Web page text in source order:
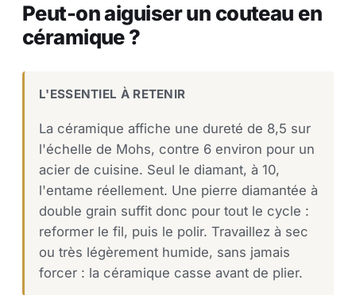
Peut-on aiguiser un couteau en
céramique ?
L'ESSENTIEL À RETENIR
La céramique affiche une dureté de 8,5 sur
l'échelle de Mohs, contre 6 environ pour un
acier de cuisine. Seul le diamant, à 10,
l'entame réellement. Une pierre diamantée à
double grain suffit donc pour tout le cycle :
reformer le fil, puis le polir. Travaillez à sec
ou très légèrement humide, sans jamais
forcer : la céramique casse avant de plier.